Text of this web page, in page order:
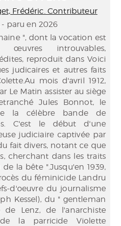
Frédéric. Contributeur
- paru en 2026
", dont la vocation est
introuvables,
reproduit dans Voici
judicaires et autres faits
mois d'avril 1912,
Le Matin assister au siège
Jules Bonnot, le
la célèbre bande de
C'est le début d'une
judiciaire captivée par
fait divers, notant ce que
cherchant dans les traits
la bête ".Jusqu'en 1939,
du féminicide Landru
d'oeuvre du journalisme
Kessel), du " gentleman
de Lenz, de l'anarchiste
la parricide Violette